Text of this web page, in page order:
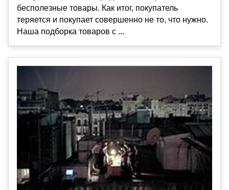
бесполезные товары. Как итог, покупатель
теряется и покупает совершенно не то, что нужно.
Наша подборка товаров с ...